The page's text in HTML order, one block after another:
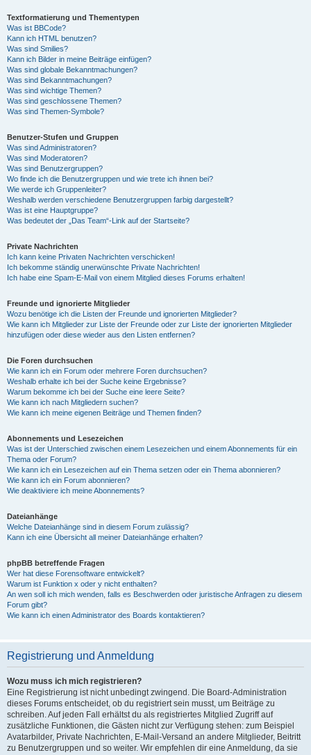
Textformatierung und Thementypen
Was ist BBCode?
Kann ich HTML benutzen?
Was sind Smilies?
Kann ich Bilder in meine Beiträge einfügen?
Was sind globale Bekanntmachungen?
Was sind Bekanntmachungen?
Was sind wichtige Themen?
Was sind geschlossene Themen?
Was sind Themen-Symbole?
Benutzer-Stufen und Gruppen
Was sind Administratoren?
Was sind Moderatoren?
Was sind Benutzergruppen?
Wo finde ich die Benutzergruppen und wie trete ich ihnen bei?
Wie werde ich Gruppenleiter?
Weshalb werden verschiedene Benutzergruppen farbig dargestellt?
Was ist eine Hauptgruppe?
Was bedeutet der „Das Team“-Link auf der Startseite?
Private Nachrichten
Ich kann keine Privaten Nachrichten verschicken!
Ich bekomme ständig unerwünschte Private Nachrichten!
Ich habe eine Spam-E-Mail von einem Mitglied dieses Forums erhalten!
Freunde und ignorierte Mitglieder
Wozu benötige ich die Listen der Freunde und ignorierten Mitglieder?
Wie kann ich Mitglieder zur Liste der Freunde oder zur Liste der ignorierten Mitglieder
hinzufügen oder diese wieder aus den Listen entfernen?
Die Foren durchsuchen
Wie kann ich ein Forum oder mehrere Foren durchsuchen?
Weshalb erhalte ich bei der Suche keine Ergebnisse?
Warum bekomme ich bei der Suche eine leere Seite?
Wie kann ich nach Mitgliedern suchen?
Wie kann ich meine eigenen Beiträge und Themen finden?
Abonnements und Lesezeichen
Was ist der Unterschied zwischen einem Lesezeichen und einem Abonnements für ein
Thema oder Forum?
Wie kann ich ein Lesezeichen auf ein Thema setzen oder ein Thema abonnieren?
Wie kann ich ein Forum abonnieren?
Wie deaktiviere ich meine Abonnements?
Dateianhänge
Welche Dateianhänge sind in diesem Forum zulässig?
Kann ich eine Übersicht all meiner Dateianhänge erhalten?
phpBB betreffende Fragen
Wer hat diese Forensoftware entwickelt?
Warum ist Funktion x oder y nicht enthalten?
An wen soll ich mich wenden, falls es Beschwerden oder juristische Anfragen zu diesem
Forum gibt?
Wie kann ich einen Administrator des Boards kontaktieren?
Registrierung und Anmeldung
Wozu muss ich mich registrieren?
Eine Registrierung ist nicht unbedingt zwingend. Die Board-Administration
dieses Forums entscheidet, ob du registriert sein musst, um Beiträge zu
schreiben. Auf jeden Fall erhältst du als registriertes Mitglied Zugriff auf
zusätzliche Funktionen, die Gästen nicht zur Verfügung stehen: zum Beispiel
Avatarbilder, Private Nachrichten, E-Mail-Versand an andere Mitglieder, Beitritt
zu Benutzergruppen und so weiter. Wir empfehlen dir eine Anmeldung, da sie